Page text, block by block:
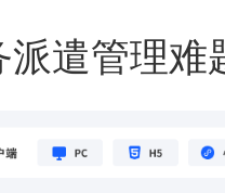
遣管理难